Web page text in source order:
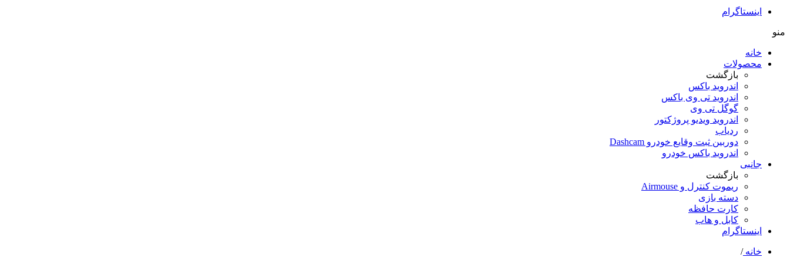
اینستاگرام
منو
خانه
محصولات
بازگشت
اندروید باکس
اندروید تی‌ وی باکس
گوگل تی وی
اندروید ویدیو پروژکتور
ردیاب
دوربین ثبت وقایع خودرو Dashcam
اندروید باکس خودرو
جانبی
بازگشت
ریموت کنترل و Airmouse
دسته بازی
کارت حافظه
کابل و هاب
اینستاگرام
خانه /